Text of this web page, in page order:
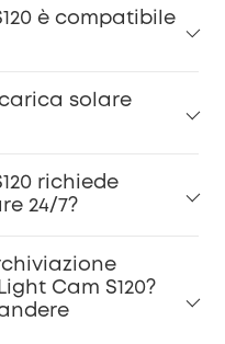
è compatibile
solare
richiede
24/7?
Cam S120?